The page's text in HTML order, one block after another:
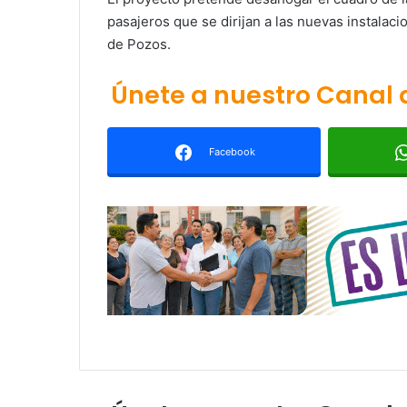
pasajeros que se dirijan a las nuevas
de Pozos.
Únete a nuestro Canal
Facebook